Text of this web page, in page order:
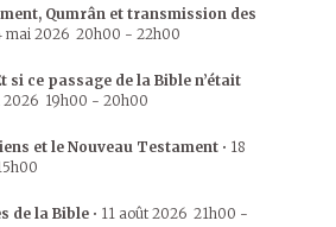
Qumrân et transmission des
mai 2026 20h00 - 22h00
si ce passage de la Bible n’était
2026 19h00 - 20h00
et le Nouveau Testament • 18
de la Bible • 11 août 2026 21h00 -